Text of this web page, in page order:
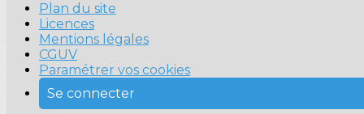
Plan du site
Licences
Mentions légales
CGUV
Paramétrer vos cookies
Se connecter